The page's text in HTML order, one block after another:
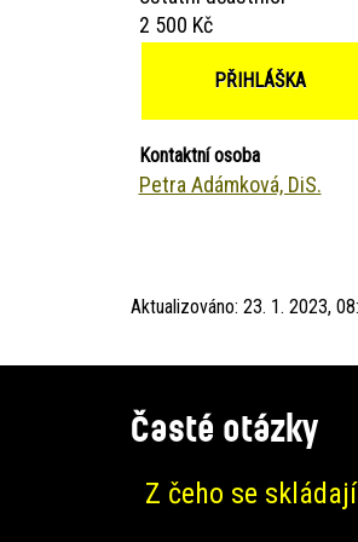
2 500 Kč
PŘIHLÁŠKA
Kontaktní osoba
Petra Adámková, DiS.
Aktualizováno: 23. 1. 2023,
Časté otázky
Z čeho se